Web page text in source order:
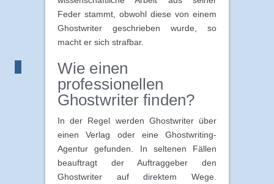
Feder stammt, obwohl diese von einem
Ghostwriter geschrieben wurde, so
macht er sich strafbar.
Wie einen
professionellen
Ghostwriter finden?
In der Regel werden Ghostwriter über
einen Verlag oder eine Ghostwriting-
Agentur gefunden. In seltenen Fällen
beauftragt der Auftraggeber den
Ghostwriter auf direktem Wege.